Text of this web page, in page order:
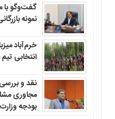
گفت‌وگو با
نمونه
خرم‌آباد
انتخابی
نقد و
مجاوری
بودجه